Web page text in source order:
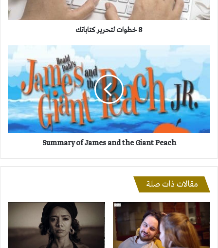
8 خطوات لتحرير كتاباتك
of
Giant
Peach
Summary of James and the Giant Peach
مقالات ذات صلة